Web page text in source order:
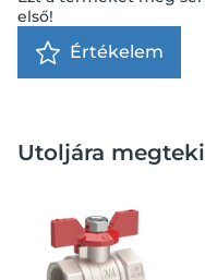
első!
Értékelem
Utoljára